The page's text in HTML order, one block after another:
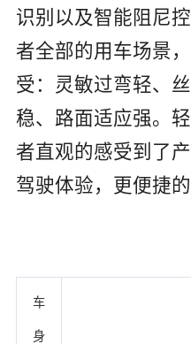
识别以及智能阻尼
者全部的用车场景
受：灵敏过弯轻、
稳、路面适应强。
者直观的感受到了
驾驶体验，更便捷的
车
身